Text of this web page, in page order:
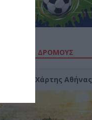
ΣΤΟΥΣ ΔΡΌΜΟΥΣ
Live Χάρτης Αθήνας